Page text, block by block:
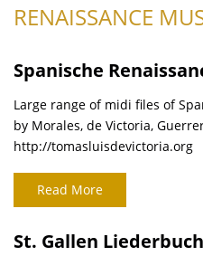
RENAISSANCE
Spanische
Large range of midi files of
by Morales, de Victoria,
http://tomasluisdevictoria.org
Read More
St. Gallen